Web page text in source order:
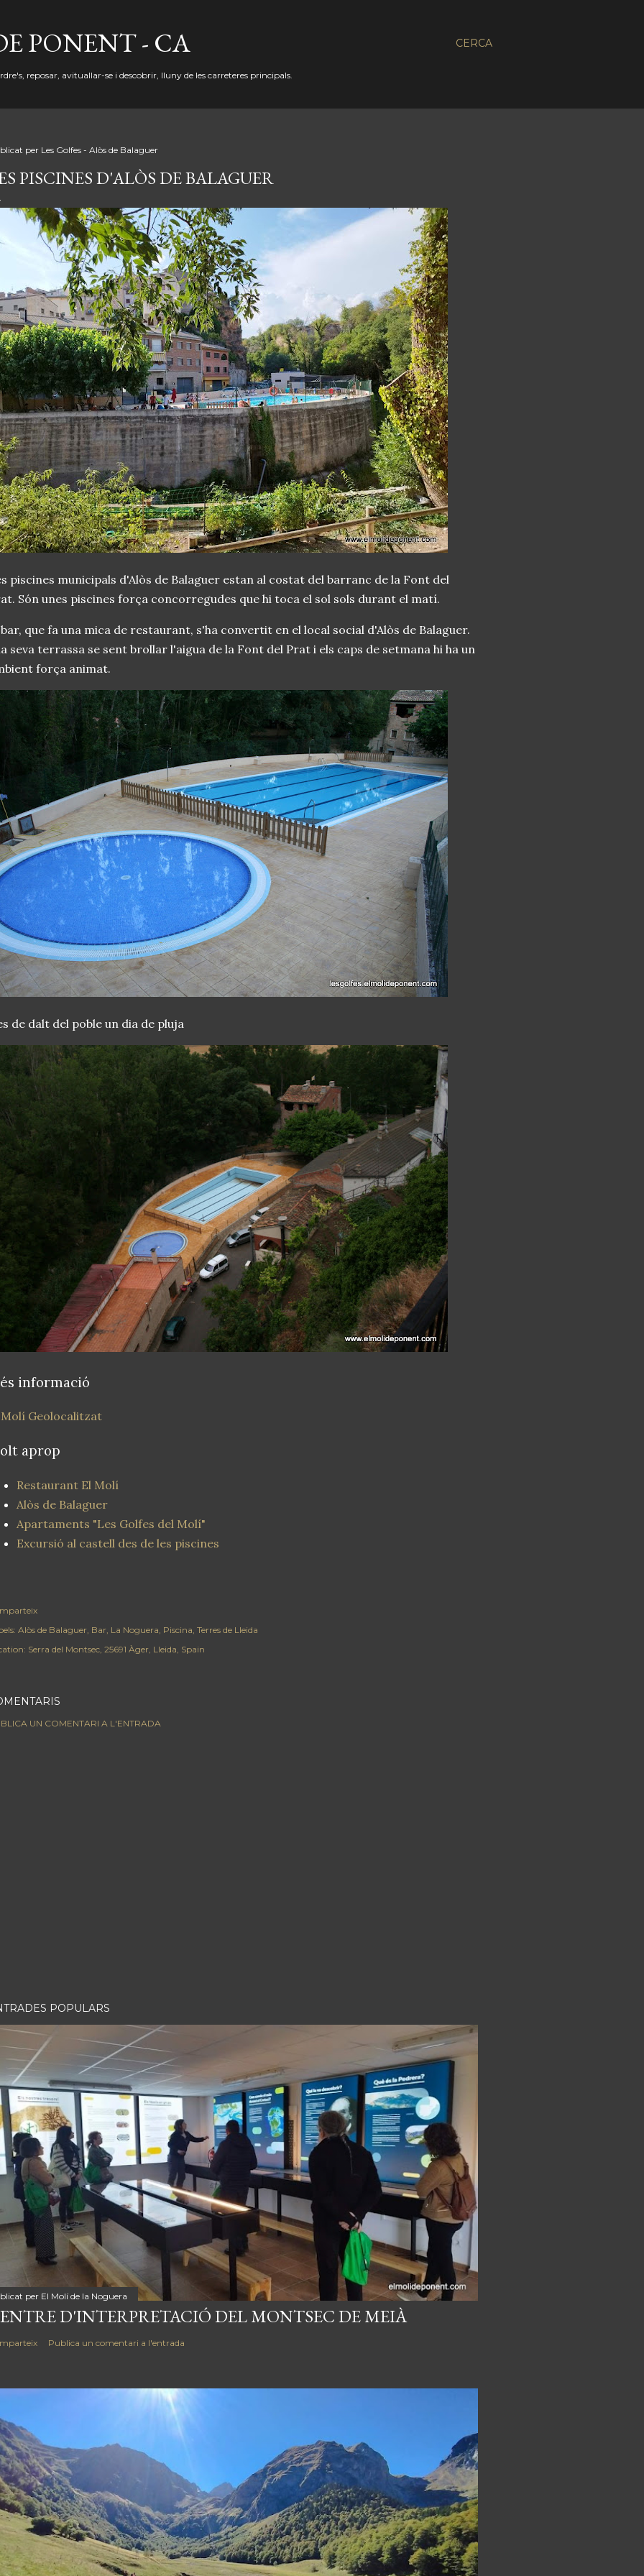
CERCA
PONENT - CA
reposar, avituallar-se i descobrir, lluny de les carreteres principals.
per Les Golfes - Alòs de Balaguer
PISCINES D'ALÒS DE BALAGUER
piscines municipals d'Alòs de Balaguer estan al costat del barranc de la Font del
Són unes piscines força concorregudes que hi toca el sol sols durant el matí.
que fa una mica de restaurant, s'ha convertit en el local social d'Alòs de Balaguer.
seva terrassa se sent brollar l'aigua de la Font del Prat i els caps de setmana hi ha un
força animat.
de dalt del poble un dia de pluja
informació
Geolocalitzat
aprop
Restaurant El Molí
Alòs de Balaguer
Apartaments "Les Golfes del Molí"
Excursió al castell des de les piscines
Alòs de Balaguer Bar La Noguera Piscina Terres de Lleida
Serra del Montsec, 25691 Àger, Lleida, Spain
UN COMENTARI A L'ENTRADA
POPULARS
per El Molí de la Noguera
D'INTERPRETACIÓ DEL MONTSEC DE MEIÀ
Publica un comentari a l'entrada